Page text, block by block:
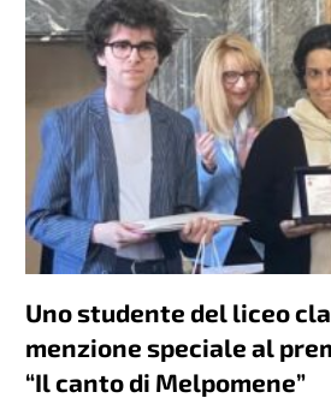
Uno studente del liceo
menzione speciale al
“Il canto di Melpomene”